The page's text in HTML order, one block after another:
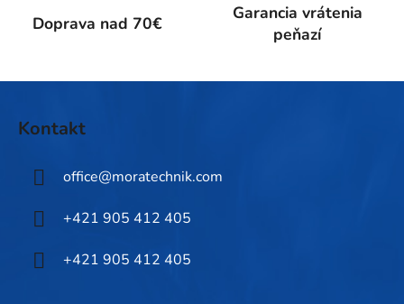
u
Doprava nad 70€
Garancia vrátenia
peňazí
Kontakt
office@moratechnik.com
+421 905 412 405
+421 905 412 405